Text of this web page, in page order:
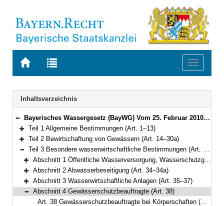
Zur
BAYERN.RECHT
Zur
letzten
Suche
Toggle
Navigation
Inhaltsverzeichnis
Bereich reduzieren
Bayerisches Wassergesetz (BayWG) Vom 25. Februar 2010 (GVBl. S. 66, 130) BayRS 753-1-U (Art. 1–101)
Bereich erweitern
Teil 1 Allgemeine Bestimmungen (Art. 1–13)
Bereich erweitern
Teil 2 Bewirtschaftung von Gewässern (Art. 14–30a)
Bereich reduzieren
Teil 3 Besondere wasserwirtschaftliche Bestimmungen (Art. 31–55)
Bereich erweitern
Abschnitt 1 Öffentliche Wasserversorgung, Wasserschutzgebiete, Heilquellenschutz (Art. 31–33)
Bereich erweitern
Abschnitt 2 Abwasserbeseitigung (Art. 34–34a)
Bereich erweitern
Abschnitt 3 Wasserwirtschaftliche Anlagen (Art. 35–37)
Bereich reduzieren
Abschnitt 4 Gewässerschutzbeauftragte (Art. 38)
Art. 38 Gewässerschutzbeauftragte bei Körperschaften (Abweichend von § 64 Abs. 1 WHG)